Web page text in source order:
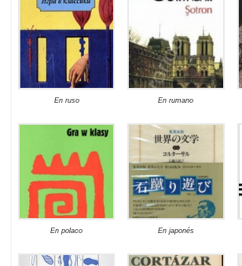
En ruso En rumano
En polaco En japonés